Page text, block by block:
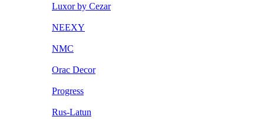
Luxor by Cezar
NEEXY
NMC
Orac Decor
Progress
Rus-Latun